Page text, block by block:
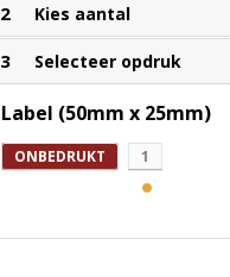
2 Kies aantal
3 Selecteer opdruk
Label (50mm x 25mm)
ONBEDRUKT 1